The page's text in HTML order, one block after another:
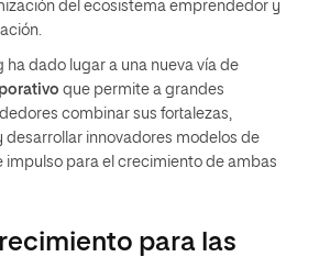
del ecosistema emprendedor y
ha dado lugar a una nueva vía de
que permite a grandes
combinar sus fortalezas,
desarrollar innovadores modelos de
impulso para el crecimiento de ambas
para las